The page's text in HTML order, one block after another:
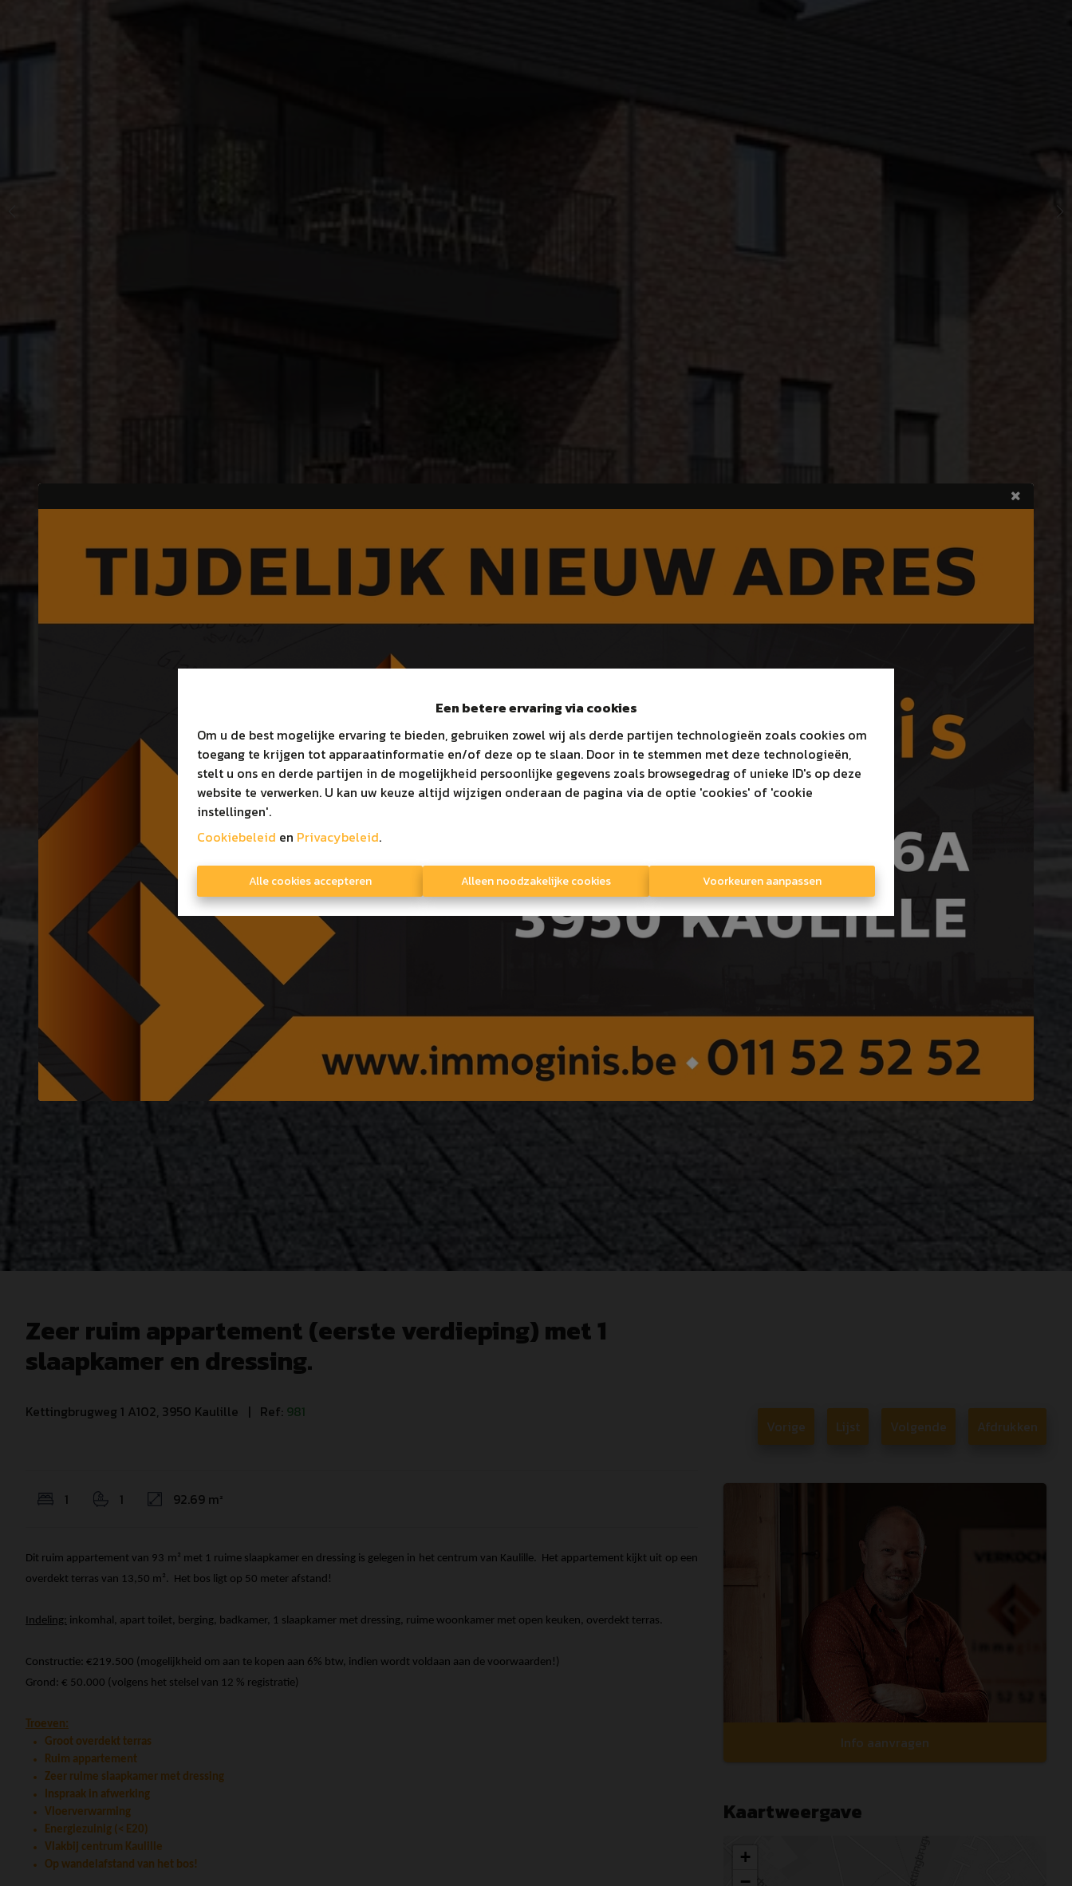
Een betere ervaring via cookies
Om u de best mogelijke ervaring te bieden, gebruiken zowel wij als derde partijen technologieën zoals cookies om
toegang te krijgen tot apparaatinformatie en/of deze op te slaan. Door in te stemmen met deze technologieën,
stelt u ons en derde partijen in de mogelijkheid persoonlijke gegevens zoals browsegedrag of unieke ID's op deze
website te verwerken. U kan uw keuze altijd wijzigen onderaan de pagina via de optie 'cookies' of 'cookie
instellingen'.
Cookiebeleid en Privacybeleid.
Alle cookies accepteren Alleen noodzakelijke cookies Voorkeuren aanpassen
Zeer ruim appartement (eerste verdieping) met 1
slaapkamer en dressing.
Kettingbrugweg 1 A102, 3950 Kaulille | Ref: 981
Vorige Lijst Volgende Afdrukken
1 1 92.69 m²
Dit ruim appartement van 93 m² met 1 ruime slaapkamer en dressing is gelegen in het centrum van Kaulille. Het appartement kijkt uit op een
overdekt terras van 13,50 m². Het bos ligt op 50 meter afstand!
Indeling: inkomhal, apart toilet, berging, badkamer, 1 slaapkamer met dressing, ruime woonkamer met open keuken, overdekt terras.
Constructie: €219.500 (mogelijkheid om aan te kopen aan 6% btw, indien wordt voldaan aan de voorwaarden!)
Grond: € 50.000 (volgens het stelsel van 12 % registratie)
Troeven:
Groot overdekt terras
Ruim appartement
Zeer ruime slaapkamer met dressing
Inspraak in afwerking
Vloerverwarming
Energiezuinig (< E20)
Vlakbij centrum Kaulille
Op wandelafstand van het bos!
Info aanvragen
Kaartweergave